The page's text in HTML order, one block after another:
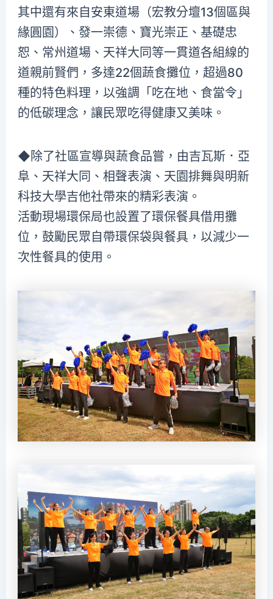
其中還有來自安東道場（宏教分壇13個區與
緣圓園）、發一崇德、寶光崇正、基礎忠
恕、常州道場、天祥大同等一貫道各組線的
道親前賢們，多達22個蔬食攤位，超過80
種的特色料理，以強調「吃在地、食當令」
的低碳理念，讓民眾吃得健康又美味。
◆除了社區宣導與蔬食品嘗，由吉瓦斯．亞
阜、天祥大同、相聲表演、天園排舞與明新
科技大學吉他社帶來的精彩表演。
活動現場環保局也設置了環保餐具借用攤
位，鼓勵民眾自帶環保袋與餐具，以減少一
次性餐具的使用。